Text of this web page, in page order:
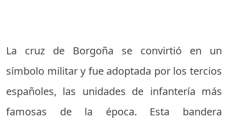
La cruz de Borgoña se convirtió en un
símbolo militar y fue adoptada por los tercios
españoles, las unidades de infantería más
famosas de la época. Esta bandera